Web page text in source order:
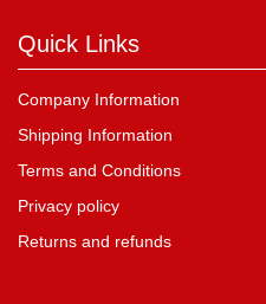
Quick Links
Company Information
Shipping Information
Terms and Conditions
Privacy policy
Returns and refunds